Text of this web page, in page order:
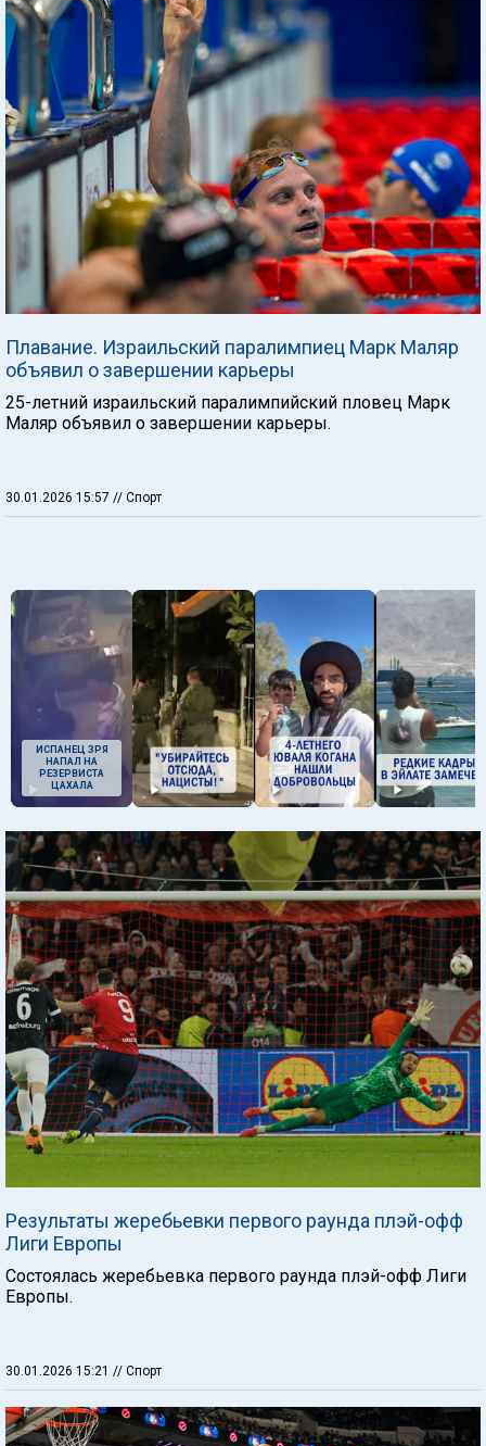
Плавание. Израильский паралимпиец Марк Маляр
объявил о завершении карьеры
25-летний израильский паралимпийский пловец Марк
Маляр объявил о завершении карьеры.
30.01.2026 15:57 // Спорт
ИСПАНЕЦ ЗРЯ
НАПАЛ НА
РЕЗЕРВИСТА
ЦАХАЛА
Результаты жеребьевки первого раунда плэй-офф
Лиги Европы
Состоялась жеребьевка первого раунда плэй-офф Лиги
Европы.
30.01.2026 15:21 // Спорт